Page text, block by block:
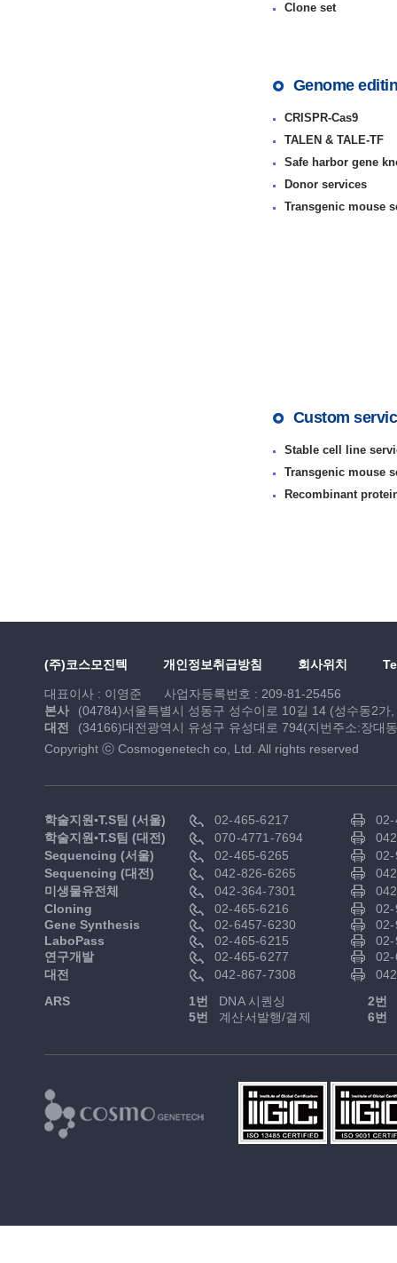
Clone set
Genome
CRISPR-Cas9
TALEN & TALE-TF
Safe harbor gene
Donor services
Transgenic mouse
Custom
Stable cell line
Transgenic mouse
Recombinant
(주)코스모진텍 개인정보취급방침 회사위치
대표이사 : 이영준
사업자등록번호 : 209-81-25456
본사
(04784)서울특별시 성동구 성수이로 10길 14 (성수동2
대전
(34166)대전광역시 유성구 유성대로 794(지번주소:장대
Copyright ⓒ Cosmogenetech co, Ltd. All rights reserved
학술지원▪T.S팀 (서울) 02-465-6217
학술지원▪T.S팀 (대전)
070-4771-7694
Sequencing (서울)
02-465-6265
Sequencing (대전)
042-826-6265
미생물유전체
042-364-7301
Cloning
02-465-6216
Gene Synthesis
02-6457-6230
LaboPass
02-465-6215
연구개발
02-465-6277
대전
042-867-7308
ARS
1번 DNA 시퀀싱 2번
5번
계산서발행/결제 6번